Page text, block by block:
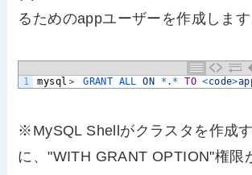
るためのappユーザーを作成します
1
mysql ＞ GRANT ALL ON * . * TO <code>
※MySQL Shellがクラスタを作成
に、"WITH GRANT OPTION"権限